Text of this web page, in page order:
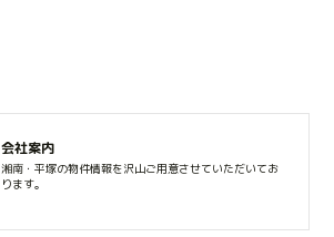
会社案内
湘南・平塚の物件情報を沢山ご用意させていただいてお
ります。